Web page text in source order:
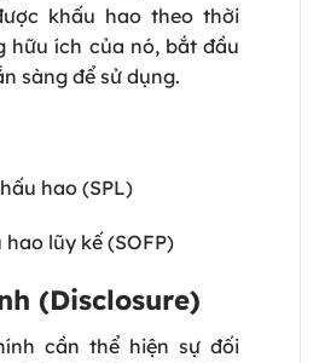
khấu hao theo thời
hữu ích của nó, bắt đầu
sàng để sử dụng.
hao (SPL)
lũy kế (SOFP)
(Disclosure)
cần thể hiện sự đối